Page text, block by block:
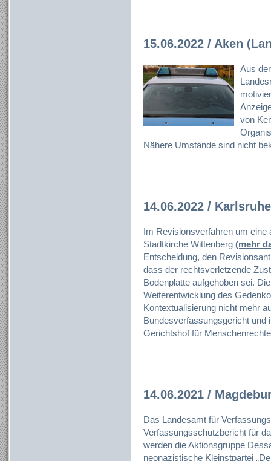
15.06.2022 / Aken
Aus
von
Nähere Umstände sind nicht
14.06.2022 /
Im Revisionsverfahren um
Stadtkirche Wittenberg (mehr
Entscheidung, den
dass der rechtsverletzende
Bodenplatte aufgehoben sei.
Weiterentwicklung des
Kontextualisierung nicht mehr
Bundesverfassungsgericht und
Gerichtshof für
14.06.2021 /
Das Landesamt für
Verfassungsschutzbericht für
werden die Aktionsgruppe
neonazistische Kleinstpartei